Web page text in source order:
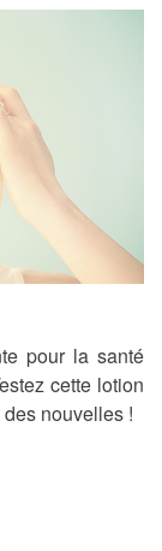
pour la santé
cette lotion
nouvelles !